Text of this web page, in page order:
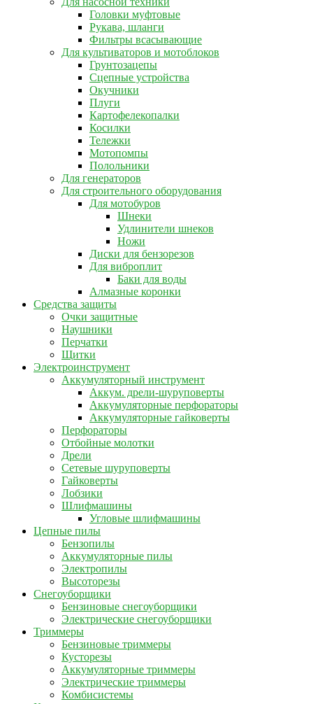
Головки муфтовые
Рукава, шланги
Фильтры всасывающие
Для культиваторов и мотоблоков
Грунтозацепы
Сцепные устройства
Окучники
Плуги
Картофелекопалки
Косилки
Тележки
Мотопомпы
Полольники
Для генераторов
Для строительного оборудования
Для мотобуров
Шнеки
Удлинители шнеков
Ножи
Диски для бензорезов
Для виброплит
Баки для воды
Алмазные коронки
Средства защиты
Очки защитные
Наушники
Перчатки
Щитки
Электроинструмент
Аккумуляторный инструмент
Аккум. дрели-шуруповерты
Аккумуляторные перфораторы
Аккумуляторные гайковерты
Перфораторы
Отбойные молотки
Дрели
Сетевые шуруповерты
Гайковерты
Лобзики
Шлифмашины
Угловые шлифмашины
Цепные пилы
Бензопилы
Аккумуляторные пилы
Электропилы
Высоторезы
Снегоуборщики
Бензиновые снегоуборщики
Электрические снегоуборщики
Триммеры
Бензиновые триммеры
Кусторезы
Аккумуляторные триммеры
Электрические триммеры
Комбисистемы